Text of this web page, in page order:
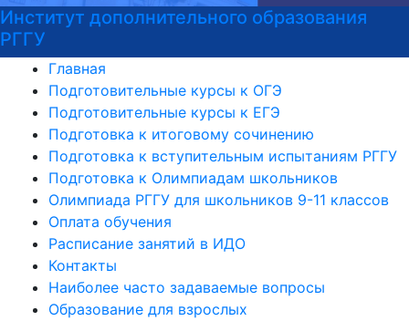
Институт дополнительного образования
РГГУ
Главная
Подготовительные курсы к ОГЭ
Подготовительные курсы к ЕГЭ
Подготовка к итоговому сочинению
Подготовка к вступительным испытаниям РГГУ
Подготовка к Олимпиадам школьников
Олимпиада РГГУ для школьников 9-11 классов
Оплата обучения
Расписание занятий в ИДО
Контакты
Наиболее часто задаваемые вопросы
Образование для взрослых